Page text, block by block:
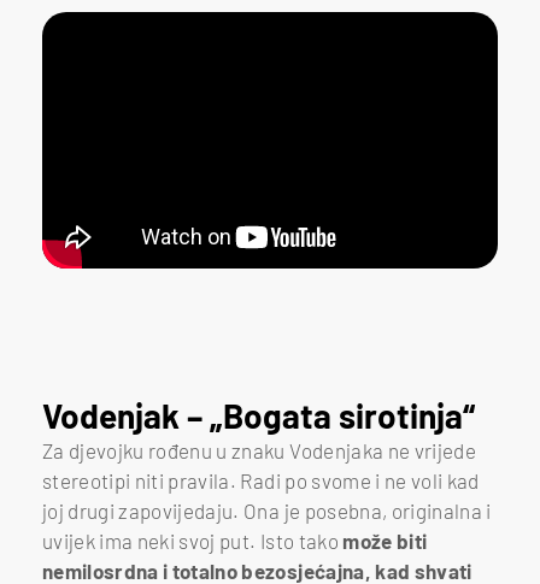
Vodenjak – „Bogata sirotinja“
Za djevojku rođenu u znaku Vodenjaka ne vrijede
stereotipi niti pravila. Radi po svome i ne voli kad
joj drugi zapovijedaju. Ona je posebna, originalna i
uvijek ima neki svoj put. Isto tako može biti
nemilosrdna i totalno bezosjećajna, kad shvati